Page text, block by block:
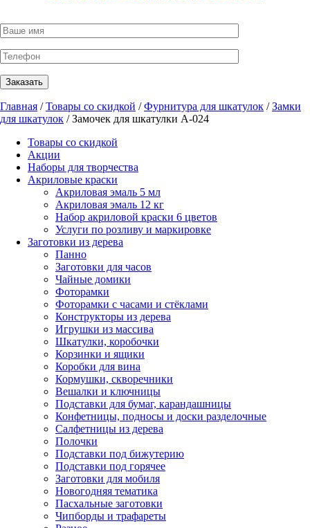
Главная /Товары со скидкой /Фурнитура для шкатулок /Замки
для шкатулок / Замочек для шкатулки А-024
Товары со скидкой
Акции
Наборы для творчества
Акриловые краски
Акриловая эмаль 5 мл
Акриловая эмаль 12 кг
Набор акриловой краски 6 цветов
Услуги по розливу и маркировке
Заготовки из дерева
Панно
Заготовки для часов
Чайные домики
Фоторамки
Фоторамки с часами и стёклами
Конструкторы из дерева
Игрушки из массива
Шкатулки, коробочки
Корзинки и ящики
Коробки для вина
Кормушки, скворечники
Вешалки и ключницы
Подставки для бумаг, карандашницы
Конфетницы, подносы и доски разделочные
Салфетницы из дерева
Полочки
Подставки под бижутерию
Подставки под горячее
Заготовки для мобиля
Новогодняя тематика
Пасхальные заготовки
Чипборды и трафареты